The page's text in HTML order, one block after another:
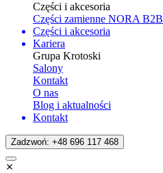
Części i akcesoria
Części zamienne NORA B2B
Części i akcesoria
Kariera
Grupa Krotoski
Salony
Kontakt
O nas
Blog i aktualności
Kontakt
Zadzwoń: +48 696 117 468